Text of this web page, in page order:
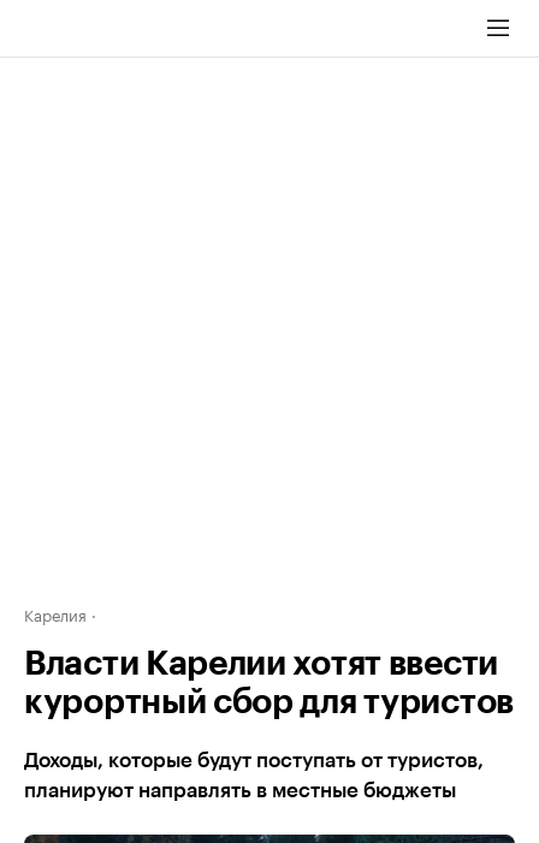
Карелия
Власти Карелии хотят ввести
курортный сбор для туристов
Доходы, которые будут поступать от туристов,
планируют направлять в местные бюджеты